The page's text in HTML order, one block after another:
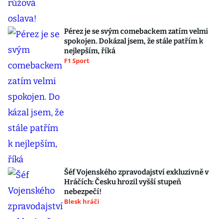
Pérez je se svým comebackem zatím velmi
spokojen. Dokázal jsem, že stále patřím k
nejlepším, říká
F1 Sport
Šéf Vojenského zpravodajství exkluzivně v
Hráčích: Česku hrozil vyšší stupeň
nebezpečí!
Blesk hráči